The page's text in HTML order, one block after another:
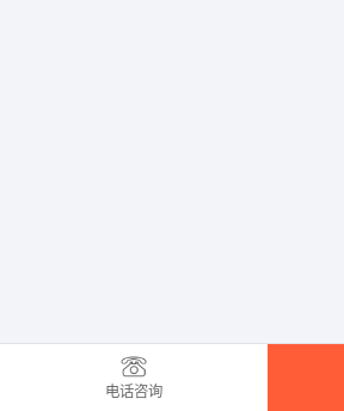
电话咨询